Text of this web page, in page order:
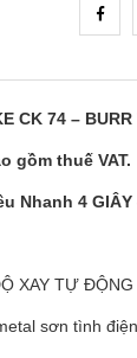
74 –
gồm thuế VAT.
Nhanh 4 GIÂY
XAY TỰ ĐỘNG
sơn tình điện